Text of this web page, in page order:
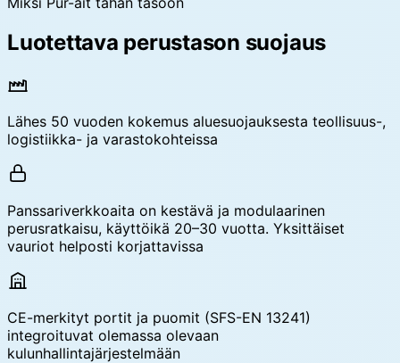
Luotettava perustason suojaus
Lähes 50 vuoden kokemus aluesuojauksesta teollisuus-,
logistiikka- ja varastokohteissa
Panssariverkkoaita on kestävä ja modulaarinen
perusratkaisu, käyttöikä 20–30 vuotta. Yksittäiset
vauriot helposti korjattavissa
CE-merkityt portit ja puomit (SFS-EN 13241)
integroituvat olemassa olevaan
kulunhallintajärjestelmään